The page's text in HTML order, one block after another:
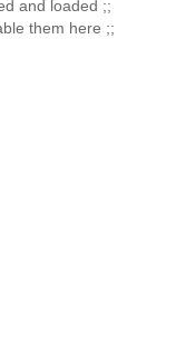
and loaded ;;
them here ;;